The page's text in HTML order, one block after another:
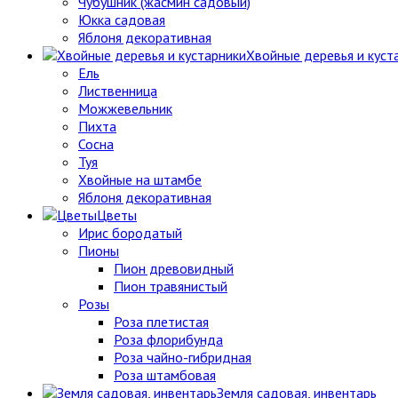
Юкка садовая
Яблоня декоративная
Хвойные деревья и
Ель
Лиственница
Можжевельник
Пихта
Сосна
Туя
Хвойные на штамбе
Яблоня декоративная
Цветы
Ирис бородатый
Пионы
Пион древовидный
Пион травянистый
Розы
Роза плетистая
Роза флорибунда
Роза чайно-гибридная
Роза штамбовая
Земля садовая, инвентарь